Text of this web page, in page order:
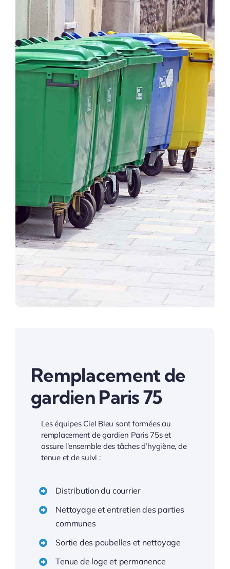
Remplacement de
gardien Paris 75
Les équipes Ciel Bleu sont formées au
remplacement de gardien Paris 75s et
assure l’ensemble des tâches d’hygiène, de
tenue et de suivi :
Distribution du courrier
Nettoyage et entretien des parties
communes
Sortie des poubelles et nettoyage
Tenue de loge et permanence